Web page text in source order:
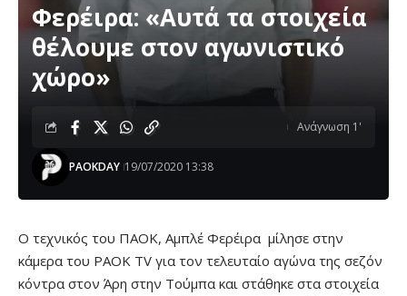
Φερέιρα: «Αυτά τα στοιχεία
θέλουμε στον αγωνιστικό
χώρο»
PAOKDAY 19/07/2020 13:38
Ανάγνωση 1'
Ο τεχνικός του ΠΑΟΚ, Αμπλέ Φερέιρα μίλησε στην
κάμερα του PAOK TV για τον τελευταίο αγώνα της σεζόν
κόντρα στον Άρη στην Τούμπα και στάθηκε στα στοιχεία